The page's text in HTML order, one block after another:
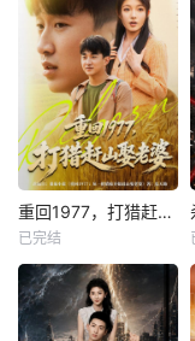
重回1977，打猎赶山娶老婆
已完结